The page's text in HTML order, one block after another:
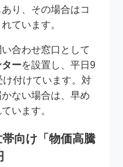
り、その場合はコ
ています。
合わせ窓口として
ーを設置し、平日9
付けています。対
ない場合は、早め
います。
向け「物価高騰